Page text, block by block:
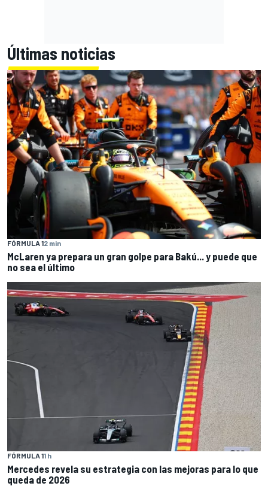
Últimas noticias
FÓRMULA 12 min
McLaren ya prepara un gran golpe para Bakú... y puede que
no sea el último
FÓRMULA 11 h
Mercedes revela su estrategia con las mejoras para lo que
queda de 2026